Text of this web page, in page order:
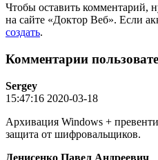
Чтобы оставить комментарий,
на сайте «Доктор Веб». Если
создать.
Комментарии
Sergey
15:47:16 2020-03-18
Архивация Windows +
защита от шифровальщиков.
Денисенко Павел Андреевич